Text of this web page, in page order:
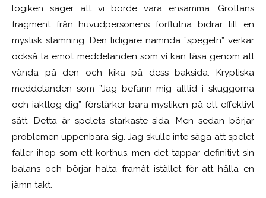
logiken säger att vi borde vara ensamma. Grottans
fragment från huvudpersonens förflutna bidrar till en
mystisk stämning. Den tidigare nämnda ”spegeln” verkar
också ta emot meddelanden som vi kan läsa genom att
vända på den och kika på dess baksida. Kryptiska
meddelanden som ”Jag befann mig alltid i skuggorna
och iakttog dig” förstärker bara mystiken på ett effektivt
sätt. Detta är spelets starkaste sida. Men sedan börjar
problemen uppenbara sig. Jag skulle inte säga att spelet
faller ihop som ett korthus, men det tappar definitivt sin
balans och börjar halta framåt istället för att hålla en
jämn takt.